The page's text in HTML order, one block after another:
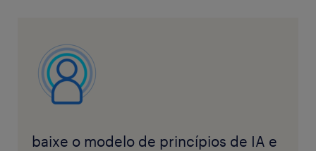
baixe o modelo de princípios de IA e